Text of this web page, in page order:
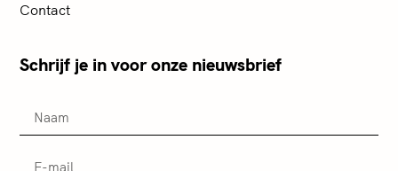
Contact
Schrijf je in voor onze nieuwsbrief